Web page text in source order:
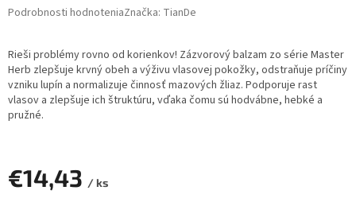
Podrobnosti hodnoteniaZnačka: TianDe
Rieši problémy rovno od korienkov! Zázvorový balzam zo série Master
Herb zlepšuje krvný obeh a výživu vlasovej pokožky, odstraňuje príčiny
vzniku lupín a normalizuje činnosť mazových žliaz. Podporuje rast
vlasov a zlepšuje ich štruktúru, vďaka čomu sú hodvábne, hebké a
pružné.
€14,43 / ks